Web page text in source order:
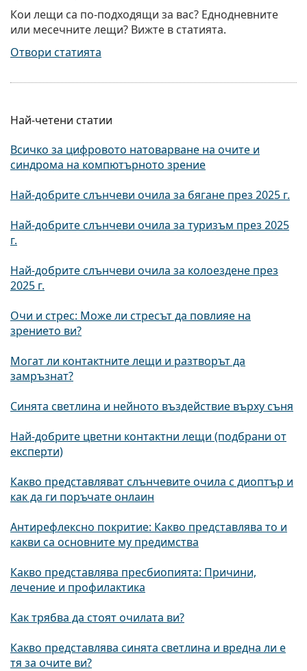
Кои лещи са по-подходящи за вас? Еднодневните
или месечните лещи? Вижте в статията.
Отвори статията
Най-четени статии
Всичко за цифровото натоварване на очите и
синдрома на компютърното зрение
Най-добрите слънчеви очила за бягане през 2025 г.
Най-добрите слънчеви очила за туризъм през 2025
г.
Най-добрите слънчеви очила за колоездене през
2025 г.
Очи и стрес: Може ли стресът да повлияе на
зрението ви?
Могат ли контактните лещи и разтворът да
замръзнат?
Синята светлина и нейното въздействие върху съня
Най-добрите цветни контактни лещи (подбрани от
експерти)
Какво представляват слънчевите очила с диоптър и
как да ги поръчате онлаин
Антирефлексно покритие: Какво представлява то и
какви са основните му предимства
Какво представлява пресбиопията: Причини,
лечение и профилактика
Как трябва да стоят очилата ви?
Какво представлява синята светлина и вредна ли е
тя за очите ви?